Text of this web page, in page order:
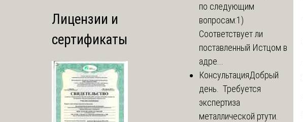
Лицензии и
сертификаты
по следующим
вопросам:1)
Соответствует ли
поставленный Истцом в
адре...
КонсультацияДобрый
день. Требуется
экспертиза
металлической ртути.